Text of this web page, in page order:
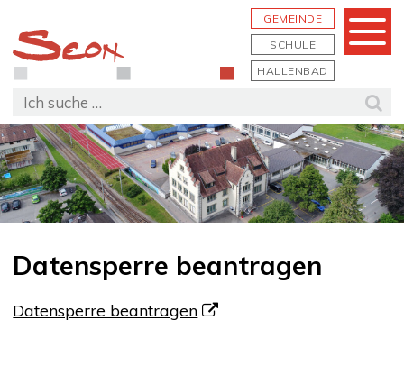
GEMEINDE
SCHULE
HALLENBAD
Menu
Suchbegriff
Datensperre beantragen
Datensperre beantragen